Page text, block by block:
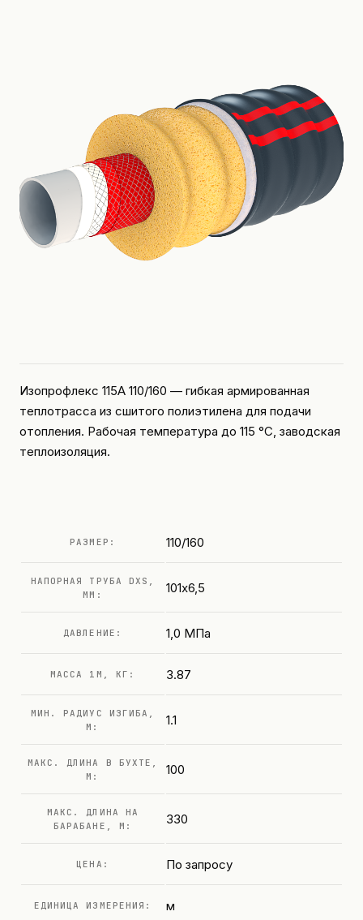
Изопрофлекс 115А 110/160 — гибкая армированная
теплотрасса из сшитого полиэтилена для подачи
отопления. Рабочая температура до 115 °C, заводская
теплоизоляция.
РАЗМЕР: 110/160
НАПОРНАЯ ТРУБА DXS,
ММ:
101х6,5
ДАВЛЕНИЕ: 1,0 МПа
МАССА 1М, КГ: 3.87
МИН. РАДИУС ИЗГИБА,
М:
1.1
МАКС. ДЛИНА В БУХТЕ,
М:
100
МАКС. ДЛИНА НА
БАРАБАНЕ, М:
330
ЦЕНА: По запросу
ЕДИНИЦА ИЗМЕРЕНИЯ: м